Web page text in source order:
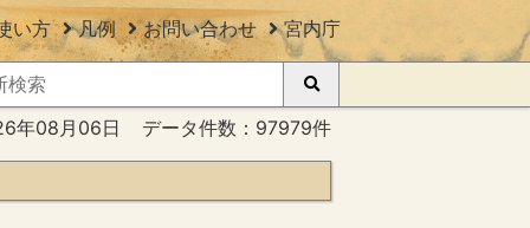
い方 凡例 お問い合わせ 宮内庁
年08月06日 データ件数：97979件